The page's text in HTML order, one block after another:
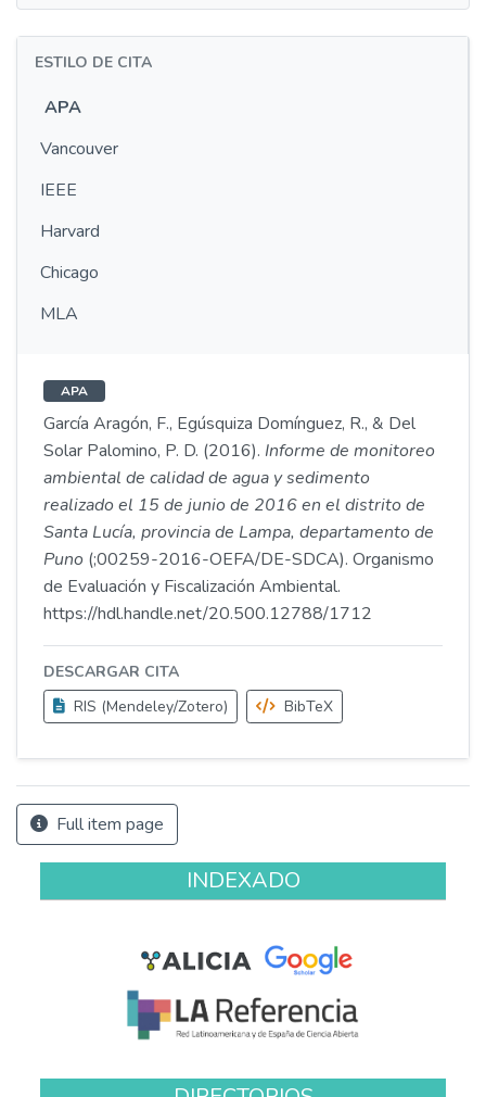
ESTILO DE CITA
APA
Vancouver
IEEE
Harvard
Chicago
MLA
APA
García Aragón, F., Egúsquiza Domínguez, R., & Del
Solar Palomino, P. D. (2016). Informe de monitoreo
ambiental de calidad de agua y sedimento
realizado el 15 de junio de 2016 en el distrito de
Santa Lucía, provincia de Lampa, departamento de
Puno (;00259-2016-OEFA/DE-SDCA). Organismo
de Evaluación y Fiscalización Ambiental.
https://hdl.handle.net/20.500.12788/1712
DESCARGAR CITA
RIS (Mendeley/Zotero)
BibTeX
Full item page
INDEXADO